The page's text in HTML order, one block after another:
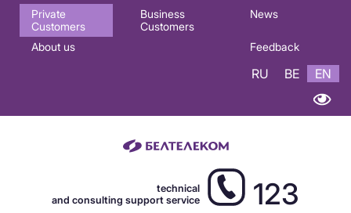
Основная
навигация
Private
Customers
Business
Customers
News
About us Feedback
RU BE EN
technical
and consulting support service
123